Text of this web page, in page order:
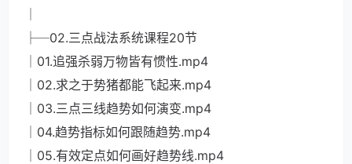
├─02.三点战法系统课程20节
│01.追强杀弱万物皆有惯性.mp4
│02.求之于势猪都能飞起来.mp4
│03.三点三线趋势如何演变.mp4
│04.趋势指标如何跟随趋势.mp4
│05.有效定点如何画好趋势线.mp4